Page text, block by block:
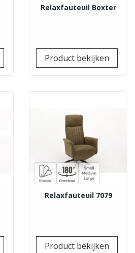
Relaxfauteuil Boxter
Product bekijken
Relaxfauteuil 7079
Product bekijken